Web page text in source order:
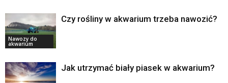
Nawozy do
akwarium
Czy rośliny w akwarium trzeba nawozić?
Jak utrzymać biały piasek w akwarium?